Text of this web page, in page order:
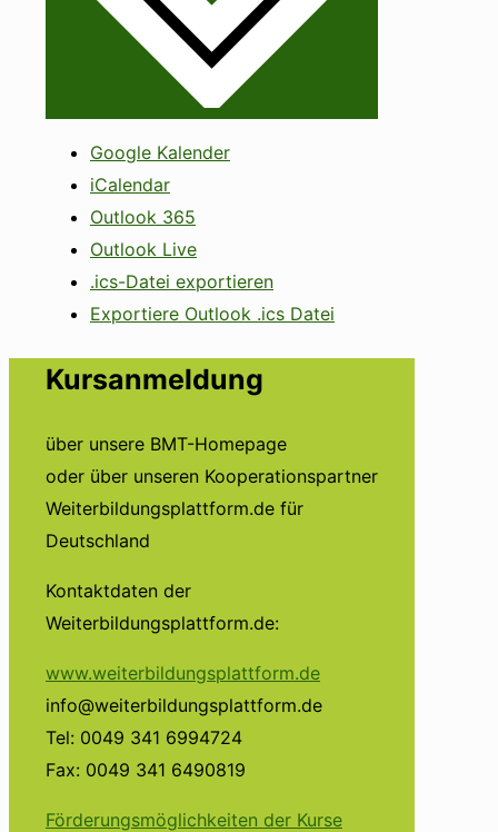
Google Kalender
iCalendar
Outlook 365
Outlook Live
.ics-Datei exportieren
Exportiere Outlook .ics Datei
Kursanmeldung
über unsere BMT-Homepage
oder über unseren Kooperationspartner
Weiterbildungsplattform.de für
Deutschland
Kontaktdaten der
Weiterbildungsplattform.de:
www.weiterbildungsplattform.de
info@weiterbildungsplattform.de
Tel: 0049 341 6994724
Fax: 0049 341 6490819
Förderungsmöglichkeiten der Kurse